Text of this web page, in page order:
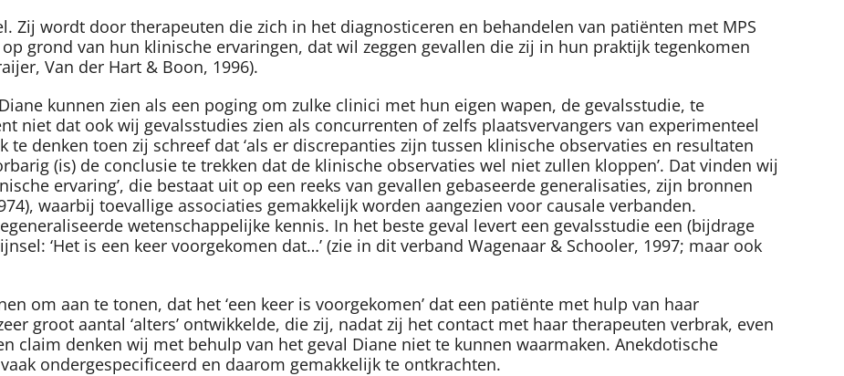
Zij wordt door therapeuten die zich in het diagnosticeren en behandelen van patiënten met MPS
grond van hun klinische ervaringen, dat wil zeggen gevallen die zij in hun praktijk tegenkomen
Van der Hart & Boon, 1996).
kunnen zien als een poging om zulke clinici met hun eigen wapen, de gevalsstudie, te
niet dat ook wij gevalsstudies zien als concurrenten of zelfs plaatsvervangers van experimenteel
te denken toen zij schreef dat ‘als er discrepanties zijn tussen klinische observaties en resultaten
(is) de conclusie te trekken dat de klinische observaties wel niet zullen kloppen’. Dat vinden wij
ervaring’, die bestaat uit op een reeks van gevallen gebaseerde generalisaties, zijn bronnen
waarbij toevallige associaties gemakkelijk worden aangezien voor causale verbanden.
wetenschappelijke kennis. In het beste geval levert een gevalsstudie een (bijdrage
‘Het is een keer voorgekomen dat…’ (zie in dit verband Wagenaar & Schooler, 1997; maar ook
om aan te tonen, dat het ‘een keer is voorgekomen’ dat een patiënte met hulp van haar
groot aantal ‘alters’ ontwikkelde, die zij, nadat zij het contact met haar therapeuten verbrak, even
claim denken wij met behulp van het geval Diane niet te kunnen waarmaken. Anekdotische
ondergespecificeerd en daarom gemakkelijk te ontkrachten.